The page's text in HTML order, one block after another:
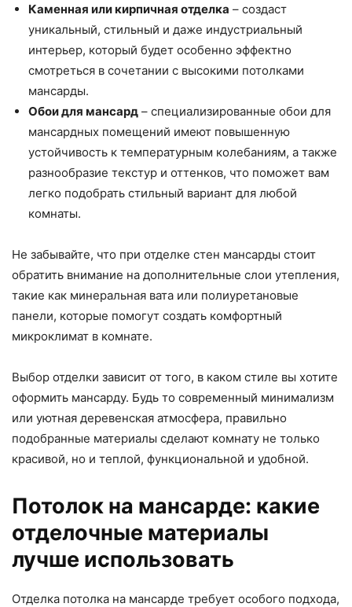
Каменная или кирпичная отделка – создаст
уникальный, стильный и даже индустриальный
интерьер, который будет особенно эффектно
смотреться в сочетании с высокими потолками
мансарды.
Обои для мансард – специализированные обои для
мансардных помещений имеют повышенную
устойчивость к температурным колебаниям, а также
разнообразие текстур и оттенков, что поможет вам
легко подобрать стильный вариант для любой
комнаты.
Не забывайте, что при отделке стен мансарды стоит
обратить внимание на дополнительные слои утепления,
такие как минеральная вата или полиуретановые
панели, которые помогут создать комфортный
микроклимат в комнате.
Выбор отделки зависит от того, в каком стиле вы хотите
оформить мансарду. Будь то современный минимализм
или уютная деревенская атмосфера, правильно
подобранные материалы сделают комнату не только
красивой, но и теплой, функциональной и удобной.
Потолок на мансарде: какие
отделочные материалы
лучше использовать
Отделка потолка на мансарде требует особого подхода,